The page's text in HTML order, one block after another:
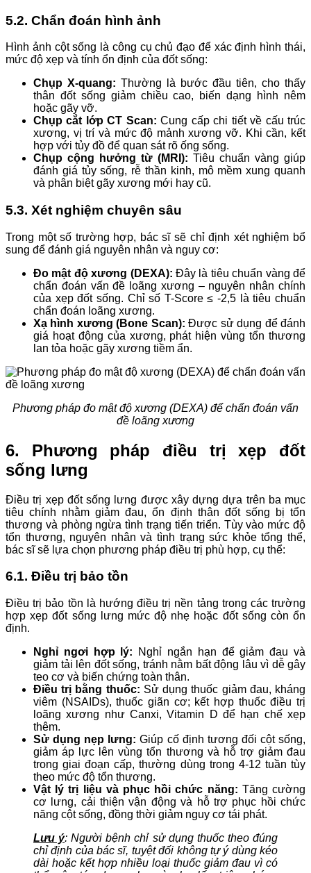
5.2. Chẩn đoán hình ảnh
Hình ảnh cột sống là công cụ chủ đạo để xác định hình thái,
mức độ xẹp và tính ổn định của đốt sống:
Chụp X-quang: Thường là bước đầu tiên, cho thấy
thân đốt sống giảm chiều cao, biến dạng hình nêm
hoặc gãy vỡ.
Chụp cắt lớp CT Scan: Cung cấp chi tiết về cấu trúc
xương, vị trí và mức độ mảnh xương vỡ. Khi cần, kết
hợp với tủy đồ để quan sát rõ ống sống.
Chụp cộng hưởng từ (MRI): Tiêu chuẩn vàng giúp
đánh giá tủy sống, rễ thần kinh, mô mềm xung quanh
và phân biệt gãy xương mới hay cũ.
5.3. Xét nghiệm chuyên sâu
Trong một số trường hợp, bác sĩ sẽ chỉ định xét nghiệm bổ
sung để đánh giá nguyên nhân và nguy cơ:
Đo mật độ xương (DEXA): Đây là tiêu chuẩn vàng để
chẩn đoán vấn đề loãng xương – nguyên nhân chính
của xẹp đốt sống. Chỉ số T-Score ≤ -2,5 là tiêu chuẩn
chẩn đoán loãng xương.
Xạ hình xương (Bone Scan): Được sử dụng để đánh
giá hoạt động của xương, phát hiện vùng tổn thương
lan tỏa hoặc gãy xương tiềm ẩn.
Phương pháp đo mật độ xương (DEXA) để chẩn đoán vấn
đề loãng xương
6. Phương pháp điều trị xẹp đốt
sống lưng
Điều trị xẹp đốt sống lưng được xây dựng dựa trên ba mục
tiêu chính nhằm giảm đau, ổn định thân đốt sống bị tổn
thương và phòng ngừa tình trạng tiến triển. Tùy vào mức độ
tổn thương, nguyên nhân và tình trạng sức khỏe tổng thể,
bác sĩ sẽ lựa chọn phương pháp điều trị phù hợp, cụ thể:
6.1. Điều trị bảo tồn
Điều trị bảo tồn là hướng điều trị nền tảng trong các trường
hợp xẹp đốt sống lưng mức độ nhẹ hoặc đốt sống còn ổn
định.
Nghỉ ngơi hợp lý:
Nghỉ ngắn hạn để giảm đau và
giảm tải lên đốt sống, tránh nằm bất động lâu vì dễ gây
teo cơ và biến chứng toàn thân.
Điều trị bằng thuốc: Sử dụng thuốc giảm đau, kháng
viêm (NSAIDs), thuốc giãn cơ; kết hợp thuốc điều trị
loãng xương như Canxi, Vitamin D để hạn chế xẹp
thêm.
Sử dụng nẹp lưng:Giúp cố định tương đối cột sống,
giảm áp lực lên vùng tổn thương và hỗ trợ giảm đau
trong giai đoạn cấp, thường dùng trong 4-12 tuần tùy
theo mức độ tổn thương.
Vật lý trị liệu và phục hồi chức năng: Tăng cường
cơ lưng, cải thiện vận động và hỗ trợ phục hồi chức
năng cột sống, đồng thời giảm nguy cơ tái phát.
Lưu ý: Người bệnh chỉ sử dụng thuốc theo đúng
chỉ định của bác sĩ, tuyệt đối không tự ý dùng kéo
dài hoặc kết hợp nhiều loại thuốc giảm đau vì có